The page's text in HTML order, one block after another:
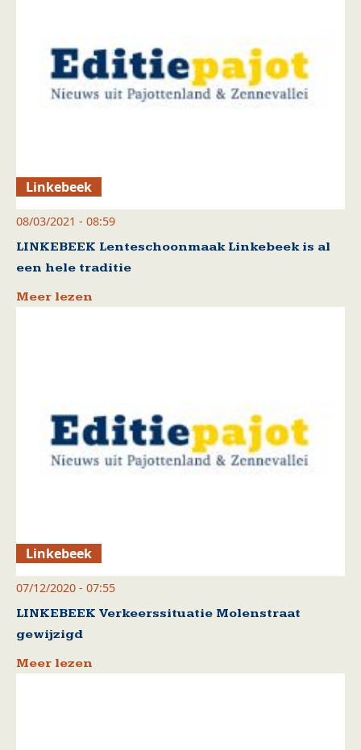
Linkebeek
08/03/2021 - 08:59
LINKEBEEK Lenteschoonmaak Linkebeek is al
een hele traditie
Meer lezen
Linkebeek
07/12/2020 - 07:55
LINKEBEEK Verkeerssituatie Molenstraat
gewijzigd
Meer lezen